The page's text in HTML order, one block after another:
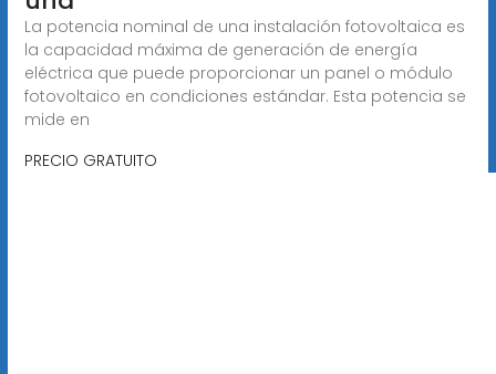
La potencia nominal de una instalación fotovoltaica es
la capacidad máxima de generación de energía
eléctrica que puede proporcionar un panel o módulo
fotovoltaico en condiciones estándar. Esta potencia se
mide en
PRECIO GRATUITO